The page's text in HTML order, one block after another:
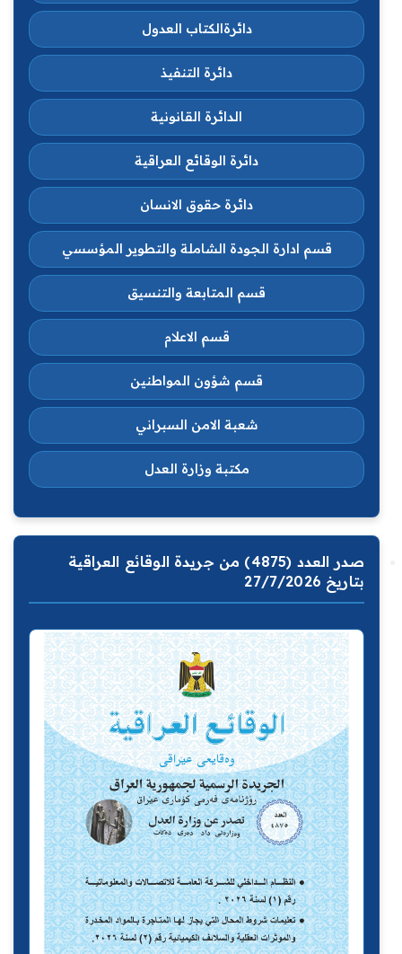
دائرةالكتاب العدول
دائرة التنفيذ
الدائرة القانونية
دائرة الوقائع العراقية
دائرة حقوق الانسان
قسم ادارة الجودة الشاملة والتطوير المؤسسي
قسم المتابعة والتنسيق
قسم الاعلام
قسم شؤون المواطنين
شعبة الامن السبراني
مكتبة وزارة العدل
صدر العدد (4875) من جريدة الوقائع العراقية
بتاريخ 27/7/2026